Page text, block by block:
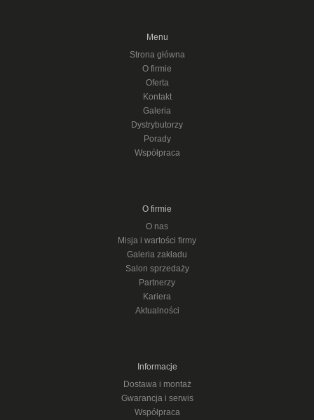
Menu
Strona główna
O firmie
Oferta
Kontakt
Galeria
Dystrybutorzy
Porady
Współpraca
O firmie
O nas
Misja i wartości firmy
Galeria zakładu
Salon sprzedaży
Partnerzy
Kariera
Aktualności
Informacje
Dostawa i montaż
Gwarancja i serwis
Współpraca